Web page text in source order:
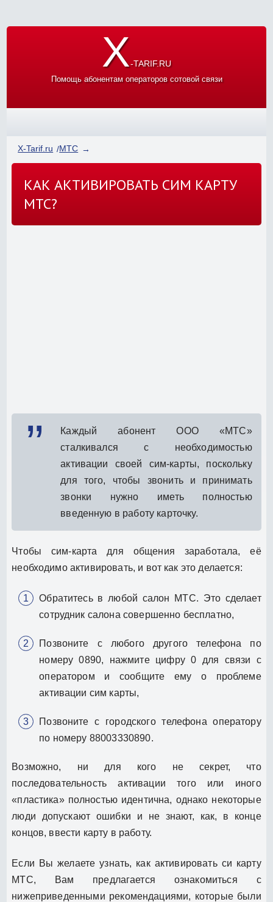
X-TARIF.RU
Помощь абонентам операторов сотовой связи
X-Tarif.ru МТС
КАК АКТИВИРОВАТЬ СИМ КАРТУ
МТС?
Каждый абонент ООО «МТС»
сталкивался с необходимостью
активации своей сим-карты, поскольку
для того, чтобы звонить и принимать
звонки нужно иметь полностью
введенную в работу карточку.
Чтобы сим-карта для общения заработала, её
необходимо активировать, и вот как это делается:
Обратитесь в любой салон МТС. Это сделает
сотрудник салона совершенно бесплатно,
Позвоните с любого другого телефона по
номеру 0890, нажмите цифру 0 для связи с
оператором и сообщите ему о проблеме
активации сим карты,
Позвоните с городского телефона оператору
по номеру 88003330890.
Возможно, ни для кого не секрет, что
последовательность активации того или иного
«пластика» полностью идентична, однако некоторые
люди допускают ошибки и не знают, как, в конце
концов, ввести карту в работу.
Если Вы желаете узнать, как активировать си карту
МТС, Вам предлагается ознакомиться с
нижеприведенными рекомендациями, которые были